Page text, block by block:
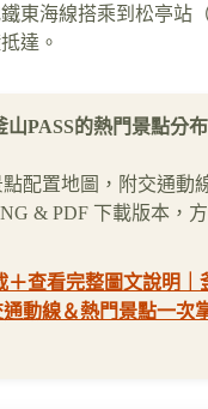
東海線搭乘到松亭站
達。
山PASS的熱門景點分
配置地圖，附交通動
& PDF 下載版本，
查看完整圖文說明｜
動線＆熱門景點一次